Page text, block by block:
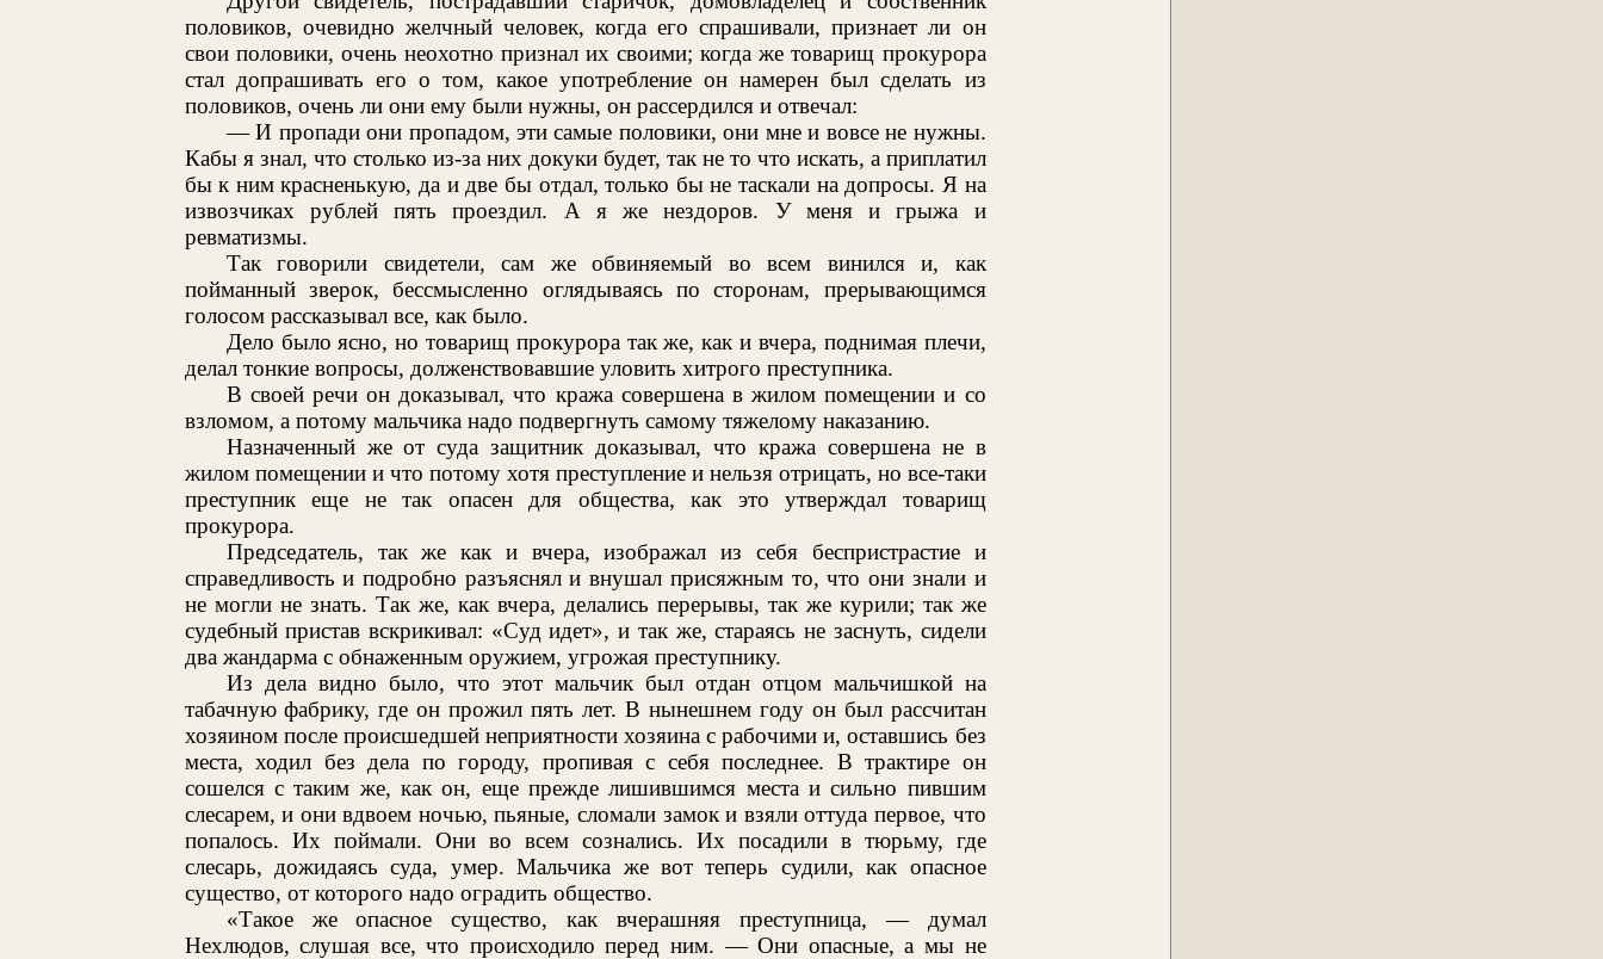
половиков, очевидно желчный человек, когда его спрашивали, признает ли он
свои половики, очень неохотно признал их своими; когда же товарищ прокурора
стал допрашивать его о том, какое употребление он намерен был сделать из
половиков, очень ли они ему были нужны, он рассердился и отвечал:
— И пропади они пропадом, эти самые половики, они мне и вовсе не нужны.
Кабы я знал, что столько из-за них докуки будет, так не то что искать, а приплатил
бы к ним красненькую, да и две бы отдал, только бы не таскали на допросы. Я на
извозчиках рублей пять проездил. А я же нездоров. У меня и грыжа и
ревматизмы.
Так говорили свидетели, сам же обвиняемый во всем винился и, как
пойманный зверок, бессмысленно оглядываясь по сторонам, прерывающимся
голосом рассказывал все, как было.
Дело было ясно, но товарищ прокурора так же, как и вчера, поднимая плечи,
делал тонкие вопросы, долженствовавшие уловить хитрого преступника.
В своей речи он доказывал, что кража совершена в жилом помещении и со
взломом, а потому мальчика надо подвергнуть самому тяжелому наказанию.
Назначенный же от суда защитник доказывал, что кража совершена не в
жилом помещении и что потому хотя преступление и нельзя отрицать, но все-таки
преступник еще не так опасен для общества, как это утверждал товарищ
прокурора.
Председатель, так же как и вчера, изображал из себя беспристрастие и
справедливость и подробно разъяснял и внушал присяжным то, что они знали и
не могли не знать. Так же, как вчера, делались перерывы, так же курили; так же
судебный пристав вскрикивал: «Суд идет», и так же, стараясь не заснуть, сидели
два жандарма с обнаженным оружием, угрожая преступнику.
Из дела видно было, что этот мальчик был отдан отцом мальчишкой на
табачную фабрику, где он прожил пять лет. В нынешнем году он был рассчитан
хозяином после происшедшей неприятности хозяина с рабочими и, оставшись без
места, ходил без дела по городу, пропивая с себя последнее. В трактире он
сошелся с таким же, как он, еще прежде лишившимся места и сильно пившим
слесарем, и они вдвоем ночью, пьяные, сломали замок и взяли оттуда первое, что
попалось. Их поймали. Они во всем сознались. Их посадили в тюрьму, где
слесарь, дожидаясь суда, умер. Мальчика же вот теперь судили, как опасное
существо, от которого надо оградить общество.
«Такое же опасное существо, как вчерашняя преступница, — думал
Нехлюдов, слушая все, что происходило перед ним. — Они опасные, а мы не